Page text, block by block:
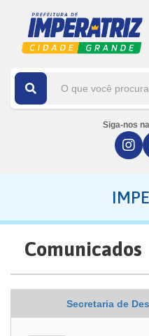
Siga-nos
Comunicados
Secretaria de